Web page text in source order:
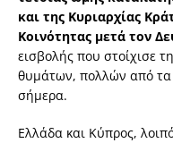
και της Κυριαρχίας
Κοινότητας μετά τον
εισβολής που στοίχισε
θυμάτων, πολλών από τα
σήμερα.
Ελλάδα και Κύπρος,